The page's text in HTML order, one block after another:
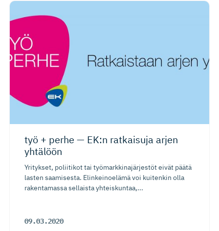
työ + perhe — EK:n ratkaisuja arjen
yhtälöön
Yritykset, poliitikot tai työmarkkinajärjestöt eivät päätä
lasten saamisesta. Elinkeinoelämä voi kuitenkin olla
rakentamassa sellaista yhteiskuntaa,...
09.03.2020